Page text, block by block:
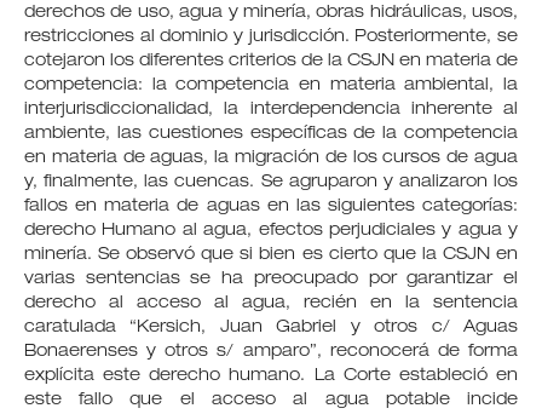
derechos de uso, agua y minería, obras hidráulicas, usos,
restricciones al dominio y jurisdicción. Posteriormente, se
cotejaron los diferentes criterios de la CSJN en materia de
competencia: la competencia en materia ambiental, la
interjurisdiccionalidad, la interdependencia inherente al
ambiente, las cuestiones específicas de la competencia
en materia de aguas, la migración de los cursos de agua
y, finalmente, las cuencas. Se agruparon y analizaron los
fallos en materia de aguas en las siguientes categorías:
derecho Humano al agua, efectos perjudiciales y agua y
minería. Se observó que si bien es cierto que la CSJN en
varias sentencias se ha preocupado por garantizar el
derecho al acceso al agua, recién en la sentencia
caratulada “Kersich, Juan Gabriel y otros c/ Aguas
Bonaerenses y otros s/ amparo”, reconocerá de forma
explícita este derecho humano. La Corte estableció en
este fallo que el acceso al agua potable incide